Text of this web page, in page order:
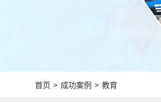
首页 > 成功案例 > 教育